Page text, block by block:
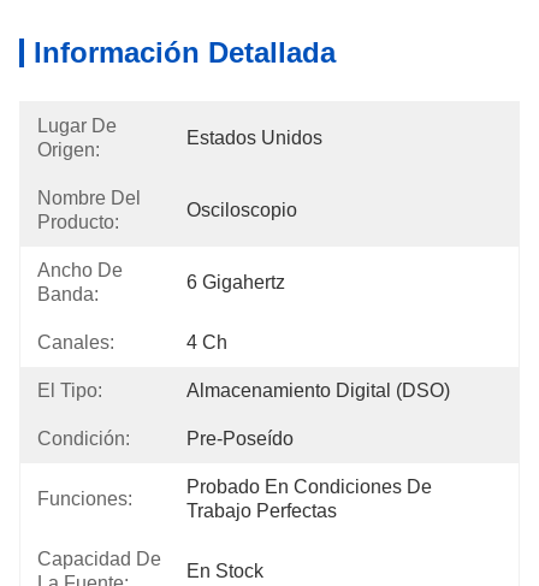
Información Detallada
Lugar De
Origen:
Estados Unidos
Nombre Del
Producto:
Osciloscopio
Ancho De
Banda:
6 Gigahertz
Canales: 4 Ch
El Tipo: Almacenamiento Digital (DSO)
Condición: Pre-Poseído
Funciones:
Probado En Condiciones De
Trabajo Perfectas
Capacidad De
En Stock